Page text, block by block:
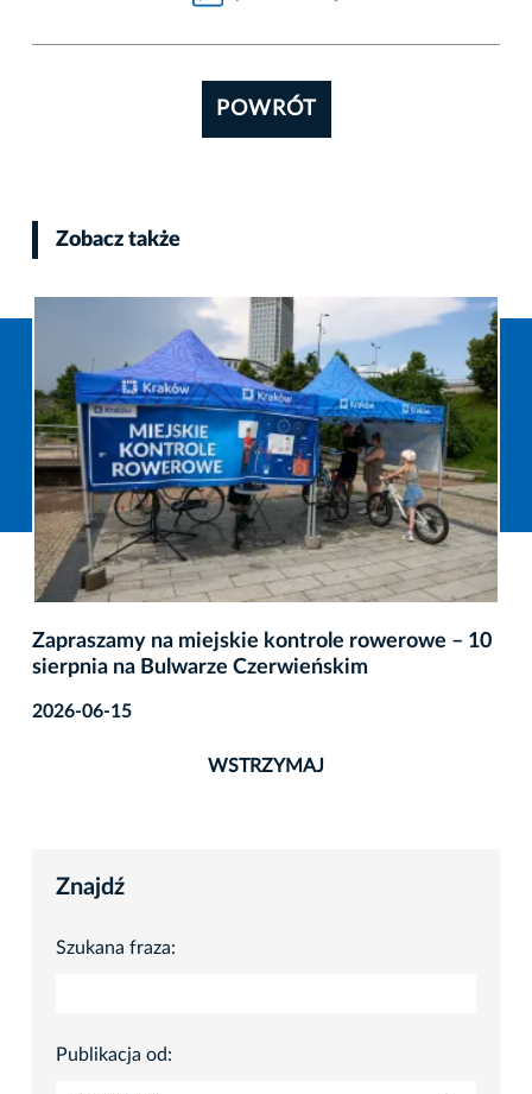
POWRÓT
Zobacz także
Zapraszamy na miejskie kontrole rowerowe – 10
sierpnia na Bulwarze Czerwieńskim
2026-06-15
WSTRZYMAJ
Znajdź
Szukana fraza:
Publikacja od: